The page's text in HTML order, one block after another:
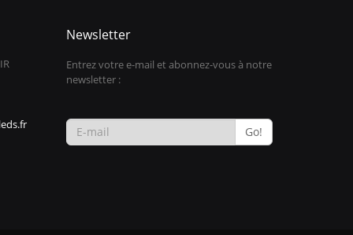
Newsletter
Entrez votre e-mail et abonnez-vous à notre
newsletter :
Go!